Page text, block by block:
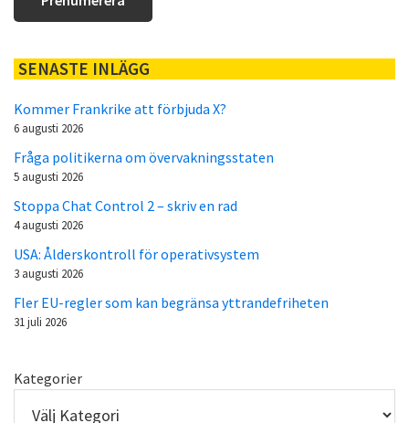
SENASTE INLÄGG
Kommer Frankrike att förbjuda X?
6 augusti 2026
Fråga politikerna om övervakningsstaten
5 augusti 2026
Stoppa Chat Control 2 – skriv en rad
4 augusti 2026
USA: Ålderskontroll för operativsystem
3 augusti 2026
Fler EU-regler som kan begränsa yttrandefriheten
31 juli 2026
Kategorier